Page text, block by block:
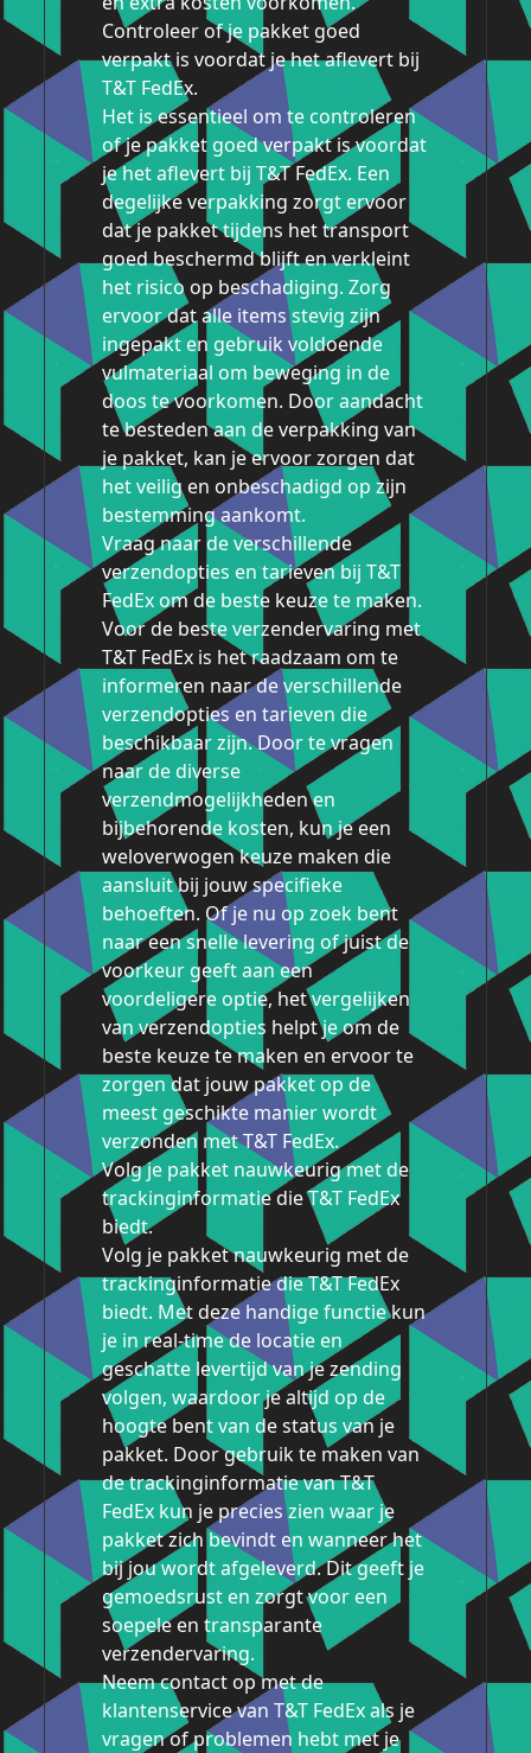
Controleer of je pakket goed
verpakt is voordat je het aflevert bij
T&T FedEx.
Het is essentieel om te controleren
of je pakket goed verpakt is voordat
je het aflevert bij T&T FedEx. Een
degelijke verpakking zorgt ervoor
dat je pakket tijdens het transport
goed beschermd blijft en verkleint
het risico op beschadiging. Zorg
ervoor dat alle items stevig zijn
ingepakt en gebruik voldoende
vulmateriaal om beweging in de
doos te voorkomen. Door aandacht
te besteden aan de verpakking van
je pakket, kan je ervoor zorgen dat
het veilig en onbeschadigd op zijn
bestemming aankomt.
Vraag naar de verschillende
verzendopties en tarieven bij T&T
FedEx om de beste keuze te maken.
Voor de beste verzendervaring met
T&T FedEx is het raadzaam om te
informeren naar de verschillende
verzendopties en tarieven die
beschikbaar zijn. Door te vragen
naar de diverse
verzendmogelijkheden en
bijbehorende kosten, kun je een
weloverwogen keuze maken die
aansluit bij jouw specifieke
behoeften. Of je nu op zoek bent
naar een snelle levering of juist de
voorkeur geeft aan een
voordeligere optie, het vergelijken
van verzendopties helpt je om de
beste keuze te maken en ervoor te
zorgen dat jouw pakket op de
meest geschikte manier wordt
verzonden met T&T FedEx.
Volg je pakket nauwkeurig met de
trackinginformatie die T&T FedEx
biedt.
Volg je pakket nauwkeurig met de
trackinginformatie die T&T FedEx
biedt. Met deze handige functie kun
je in real-time de locatie en
geschatte levertijd van je zending
volgen, waardoor je altijd op de
hoogte bent van de status van je
pakket. Door gebruik te maken van
de trackinginformatie van T&T
FedEx kun je precies zien waar je
pakket zich bevindt en wanneer het
bij jou wordt afgeleverd. Dit geeft je
gemoedsrust en zorgt voor een
soepele en transparante
verzendervaring.
Neem contact op met de
klantenservice van T&T FedEx als je
vragen of problemen hebt met je